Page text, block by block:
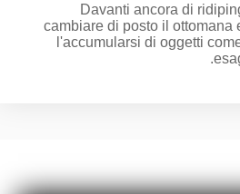
Davanti ancora di
cambiare di posto il ottomana
l'accumularsi di oggetti